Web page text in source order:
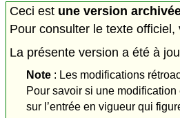
Ceci est une version
Pour consulter le texte
La présente version a été à
Note: Les modifications
Pour savoir si une
sur l’entrée en vigueur qui